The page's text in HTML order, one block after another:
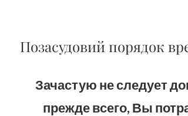
Позасудовий порядок
Зачастую не следует
прежде всего, Вы